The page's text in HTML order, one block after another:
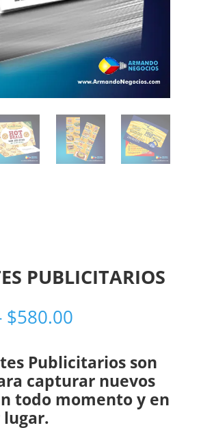
PUBLICITARIOS
$580.00Rango
precios:
desde
$130.00
hasta
Publicitarios son
capturar nuevos
todo momento y en